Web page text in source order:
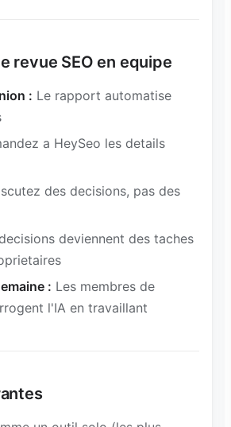
revue SEO en equipe
: Le rapport automatise
a HeySeo les details
des decisions, pas des
deviennent des taches
: Les membres de
l'IA en travaillant